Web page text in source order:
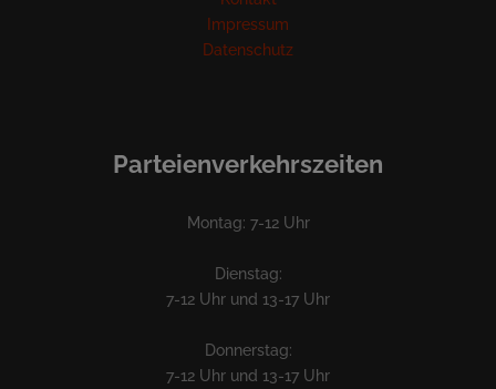
Impressum
Datenschutz
Parteienverkehrszeiten
Montag: 7-12 Uhr
Dienstag:
7-12 Uhr und 13-17 Uhr
Donnerstag:
7-12 Uhr und 13-17 Uhr